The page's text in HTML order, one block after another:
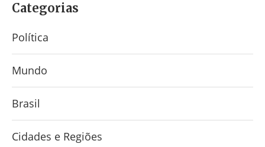
Categorias
Política
Mundo
Brasil
Cidades e Regiões